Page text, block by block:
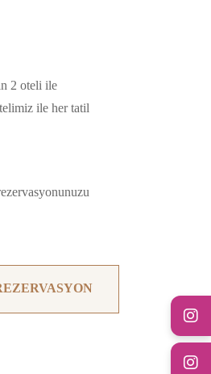
2 oteli ile
ile her tatil